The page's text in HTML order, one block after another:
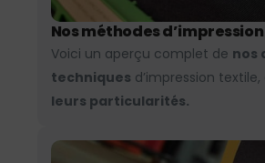
Nos méthodes d’impression
Voici un aperçu complet de nos
techniques d’impression
leurs particularités.